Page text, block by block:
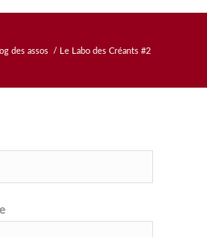
des assos / Le Labo des Créants #2